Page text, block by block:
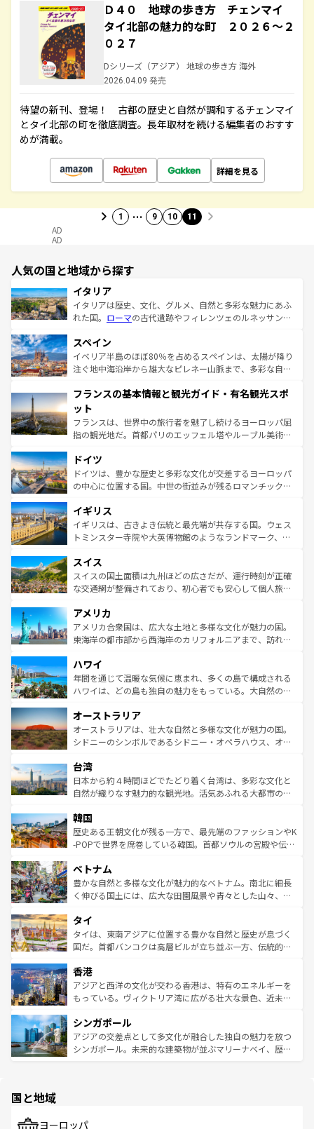
Ｄ４０ 地球の歩き方 チェンマイ
タイ北部の魅力的な町 ２０２６～２
０２７
Dシリーズ（アジア） 地球の歩き方 海外
2026.04.09 発売
待望の新刊、登場！ 古都の歴史と自然が調和するチェンマイ
とタイ北部の町を徹底調査。長年取材を続ける編集者のおすす
めが満載。
詳細を見る
1 … 9 10 11
AD
AD
人気の国と地域から探す
イタリア
イタリアは歴史、文化、グルメ、自然と多彩な魅力にあふ
れた国。 ローマの古代遺跡やフィレンツェのルネッサンス
ろん、トスカーナの美しい田園風景やアマルフィ海岸の絶
景など、自然景観も見逃せない。観光の合間には、本場の
ピザやパスタなど、絶品のイタリア料理を堪能することも
ませてくれるイタリアで、忘れられない旅をしてみよう！
なお、新着のイタリア情報は
しい。
スペイン
イベリア半島のほぼ80％を占めるスペインは、太陽が降り
注ぐ地中海沿岸から雄大なピレネー山脈まで、多彩な自然
文化が根付くこの国では、情熱的なフラメンコ、熱気あふ
れる闘牛、そして美味しいタパスが生活の一部となってい
る。首都マドリードの洗練された雰囲気や、バルセロナの
アートに溢れた街角から、地方では古代ローマ遺跡や中世
せる。地方によって風土や気候が異なるスペインはその個
性で訪れる人を魅了する。 なお、新着のスペイン情報は コ
ンテンツ一覧を参照してほしい。
フランスの基本情報と観光ガイド・有名観光スポ
ット
フランスは、世界中の旅行者を魅了し続けるヨーロッパ屈
指の観光地だ。首都パリのエッフェル塔やルーブル美術館
で、幅広い魅力が詰まっている。華麗な宮殿、歴史的な大
聖堂、美しいビーチ、そして豊かな自然が、訪れる者を心
から魅了する。また、フランスは美食の国としても知ら
いる。シャンパンの発祥地であるランス、プロヴァンスの
香り高いラベンダー畑など、多彩な楽しみ方が可能だ。さ
らに、パリ以外の地域にも魅力が溢れており、どの街角に
れる地方に足を運ぶとそれぞれで全く異なる文化を体験で
きるだろう。 なお、新着のフランス情報はコンテンツ一覧
を参照してほしい。
ドイツ
ドイツは、豊かな歴史と多彩な文化が交差するヨーロッパ
の中心に位置する国。中世の街並みが残るロマンチック街
顔を持つこの国は、どこを歩いても飽きることがない。ベ
ルリンの文化的活気、バイエルン州のアルプスの絶景、そ
してライン川沿いのワイン畑といった風景は必見。ビール
は、お酒好きな人にはぜひ体験してほしい。 なお、新着の
ドイツ情報はコンテンツ一覧を参照してほしい。
イギリス
イギリスは、古きよき伝統と最先端が共存する国。ウェス
トミンスター寺院や大英博物館のようなランドマーク、歴
リアごとに異なる魅力がある。また、優雅なアフタヌーン
ティー、ビール好きにはたまらない英国パブ、サッカー観
戦など、本場だからこそできる体験も豊富。イギリスを旅
ンツ一覧を参照してほしい。
スイス
スイスの国土面積は九州ほどの広さだが、運行時刻が正確
な交通網が整備されており、初心者でも安心して個人旅行
の建物がそのまま残る町や、スイスならではのユニークな
博物館もあり、アルプス観光だけでなく町歩きも満喫する
ことができる。国民の所得が高いため物価も高いが、旅行
ば市内交通費無料で観光を楽しむこともできる。 なお、新
着のスイス情報はコンテンツ一覧 を参照してほしい。
アメリカ
アメリカ合衆国は、広大な土地と多様な文化が魅力の国。
東海岸の都市部から西海岸のカリフォルニアまで、訪れる
のような巨大都市は、観光、ショッピング、エンターテイ
ンメントが詰まった刺激的なスポットだ。一方、アメリカ
西部には大自然が広がり、グランドキャニオンやイエロー
部のニューオーリンズでは、音楽と美食が融合した独特の
文化が魅力。旅行者はアメリカの各地域で異なる魅力を楽
しみながら、その多様性と豊かな歴史を感じることができ
ならではの贅沢な旅のスタイルだ。 なお、新着のアメリカ
情報はコンテンツ一覧を参照してほしい。
ハワイ
年間を通じて温暖な気候に恵まれ、多くの島で構成される
ハワイは、どの島も独自の魅力をもっている。大自然の神
ワイ島は見逃せない。また、定番の観光地といえばオアフ
島だが、静かな自然を求めるならマウイ島やカウアイ島が
おすすめ。エメラルドグリーンに輝く海をはじめ、豊かな
れるおもてなしの心で訪れる人々を迎えてくれるハワイの
人々、おいしいローカルフードやハワイアンミュージッ
ク、伝統的なフラダンスなど、すべてがハワイの魅力を彩
ワイを、存分に味わってほしい。 なお、新着のハワイ情報
はコンテンツ一覧を参照してほしい。
オーストラリア
オーストラリアは、壮大な自然と多様な文化が魅力の国。
シドニーのシンボルであるシドニー・オペラハウス、オー
リアリーフや大陸中央部にそびえるウルル（エアーズロッ
ク）、タスマニアの美しい原生林やケアンズの熱帯雨林な
ど、見どころがたくさん。また、カフェやワイン、オージ
いる。アクティビティも充実しており、サーフィンやダイ
ビング、ハイキングなど、アウトドア好きにはたまらな
い。オーストラリアの多彩な魅力を存分に味わいつくそ
参照してほしい。
台湾
日本から約４時間ほどでたどり着く台湾は、多彩な文化と
自然が織りなす魅力的な観光地。活気あふれる大都市の台
ン）、静ひつな山岳地帯である台湾東部など、都市の喧騒
と山間の静けさが共存しており、訪れる人に新しい発見と
驚きをもたらしてくれる。また、奥深い台湾の食文化も魅
容にもいいと評判のスイーツなど、バラエティ豊かな料理
が味わえる。 なお、新着の台湾情報は コンテンツ一覧を参
照してほしい。
韓国
歴史ある王朝文化が残る一方で、最先端のファッションやK
-POPで世界を席巻している韓国。首都ソウルの宮殿や伝統
き、地方に足を延ばせば四季折々の自然美を楽しむことが
できる。そして、キムチや焼肉、絶品のストリートフード
まで、さまざまな韓国料理が待っている。夜には、韓国な
リティに包まれながら、韓国の多彩な魅力を心ゆくまで味
わってみてほしい。 なお、新着の韓国情報はコンテンツ一
覧を参照してほしい。
ベトナム
豊かな自然と多様な文化が魅力的なベトナム。南北に細長
く伸びる国土には、広大な田園風景や青々とした山々、世
急速な発展と共に伝統が息づく。ハノイの古い町並みやホ
ーチミン市のフランス統治時代の建物も、独特の雰囲気を
醸し出している。また、バラエティの豊かさとおいしさで
とつ。フォーやバインミー、ベトナムコーヒーなどは、ぜ
ひ現地で味わいたい。どの地域を訪れてもあたたかい人々
が旅行者を迎えてくれるので、きっと忘れられない旅にな
参照してほしい。
タイ
タイは、東南アジアに位置する豊かな自然と歴史が息づく
国だ。首都バンコクは高層ビルが立ち並ぶ一方、伝統的な
の活気が交差している。北部ではチェンマイなどの山岳地
帯で自然と触れ合い、南部ではプーケットやクラビの美し
いビーチでリゾート気分を楽しむことができる。タイ料理
激する。気候は一年中温暖で、どの季節にも異なる楽しみ
が待っている。親しみやすいタイの人々、仏教を中心とし
た文化、そして多様な観光資源が、訪れる旅人を魅了し続
香港
アジアと西洋の文化が交わる香港は、特有のエネルギーを
もっている。ヴィクトリア湾に広がる壮大な景色、近未来
み、どこを訪れても感動するはず。観光スポットが密集し
ており、効率よく見どころを回れるのも魅力。息をのむよ
うな絶景から文化的な体験まで、香港を存分に楽しみ尽く
シンガポール
アジアの交差点として多文化が融合した独自の魅力を放つ
シンガポール。未来的な建築物が並ぶマリーナベイ、歴史
で、ホーカーズは地元の風情を楽しめる外せないスポット
国と地域
ヨーロッパ